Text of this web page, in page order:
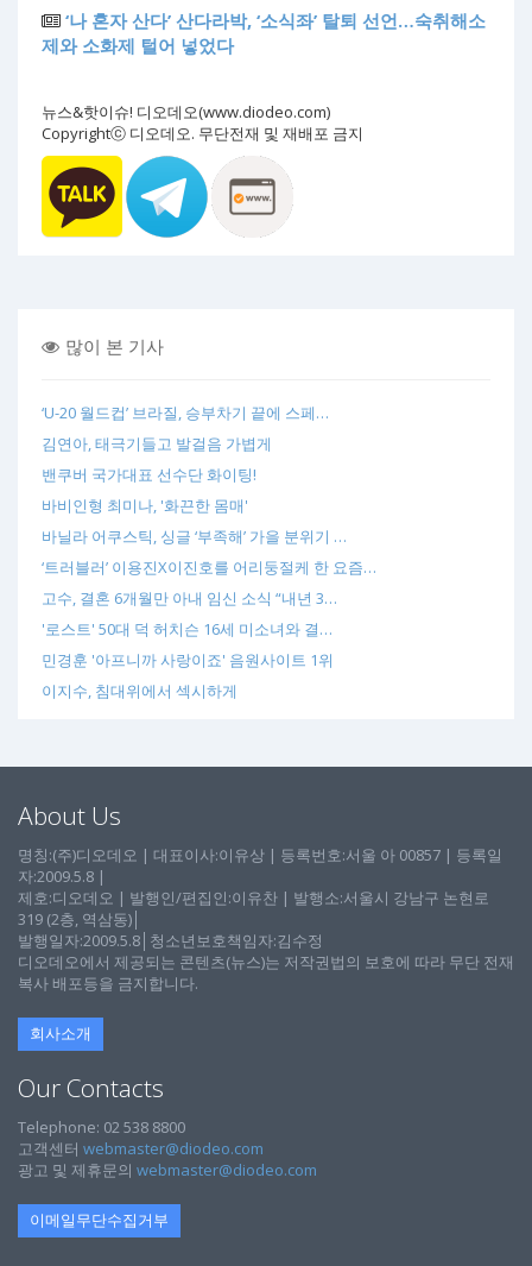
‘나 혼자 산다’ 산다라박, ‘소식좌’ 탈퇴 선언…숙취해소
제와 소화제 털어 넣었다
뉴스&핫이슈! 디오데오(www.diodeo.com)
Copyrightⓒ 디오데오. 무단전재 및 재배포 금지
많이 본 기사
‘U-20 월드컵’ 브라질, 승부차기 끝에 스페…
김연아, 태극기들고 발걸음 가볍게
밴쿠버 국가대표 선수단 화이팅!
바비인형 최미나, '화끈한 몸매'
바닐라 어쿠스틱, 싱글 ‘부족해’ 가을 분위기 …
‘트러블러’ 이용진X이진호를 어리둥절케 한 요즘…
고수, 결혼 6개월만 아내 임신 소식 “내년 3…
'로스트' 50대 덕 허치슨 16세 미소녀와 결…
민경훈 '아프니까 사랑이죠' 음원사이트 1위
이지수, 침대위에서 섹시하게
About Us
명칭:(주)디오데오 | 대표이사:이유상 | 등록번호:서울 아 00857 | 등록일
자:2009.5.8 |
제호:디오데오 | 발행인/편집인:이유찬 | 발행소:서울시 강남구 논현로
319 (2층, 역삼동)│
발행일자:2009.5.8│청소년보호책임자:김수정
디오데오에서 제공되는 콘텐츠(뉴스)는 저작권법의 보호에 따라 무단 전재
복사 배포등을 금지합니다.
회사소개
Our Contacts
Telephone: 02 538 8800
고객센터 webmaster@diodeo.com
광고 및 제휴문의 webmaster@diodeo.com
이메일무단수집거부